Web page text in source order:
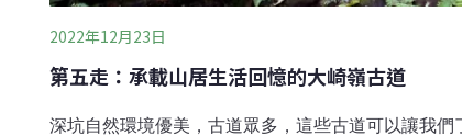
2022年12月23日
第五走：承載山居生活回憶的大崎嶺古道
深坑自然環境優美，古道眾多，這些古道可以讓我們